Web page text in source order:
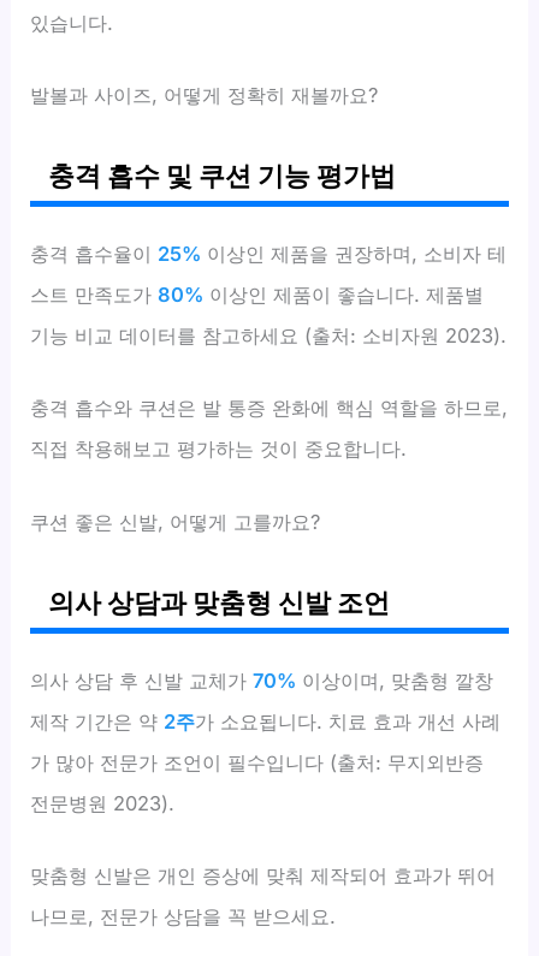
있습니다.
발볼과 사이즈, 어떻게 정확히 재볼까요?
충격 흡수 및 쿠션 기능 평가법
충격 흡수율이 25% 이상인 제품을 권장하며, 소비자 테
스트 만족도가80% 이상인 제품이 좋습니다. 제품별
기능 비교 데이터를 참고하세요 (출처: 소비자원 2023).
충격 흡수와 쿠션은 발 통증 완화에 핵심 역할을 하므로,
직접 착용해보고 평가하는 것이 중요합니다.
쿠션 좋은 신발, 어떻게 고를까요?
의사 상담과 맞춤형 신발 조언
의사 상담 후 신발 교체가70% 이상이며, 맞춤형 깔창
제작 기간은 약 2주가 소요됩니다. 치료 효과 개선 사례
가 많아 전문가 조언이 필수입니다 (출처: 무지외반증
전문병원 2023).
맞춤형 신발은 개인 증상에 맞춰 제작되어 효과가 뛰어
나므로, 전문가 상담을 꼭 받으세요.